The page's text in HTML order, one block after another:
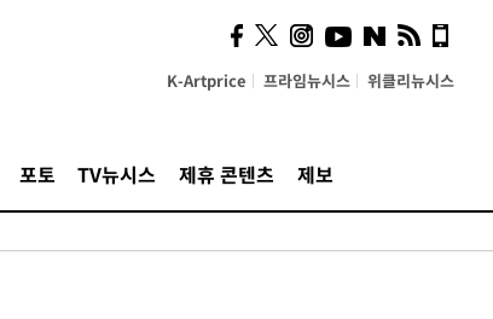
K-Artprice 프라임뉴시스 위클리뉴시스
포토 TV뉴시스 제휴 콘텐츠 제보
사이 해답 찾았죠"…알을
깨고 나온 '초자아'